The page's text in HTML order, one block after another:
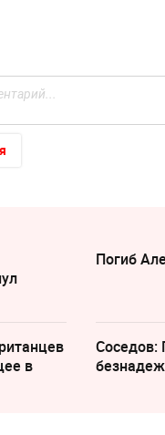
Погиб
в
Соседов: